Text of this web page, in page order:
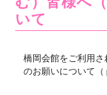
いて
橋岡会館をご利用さ
のお願いについて（